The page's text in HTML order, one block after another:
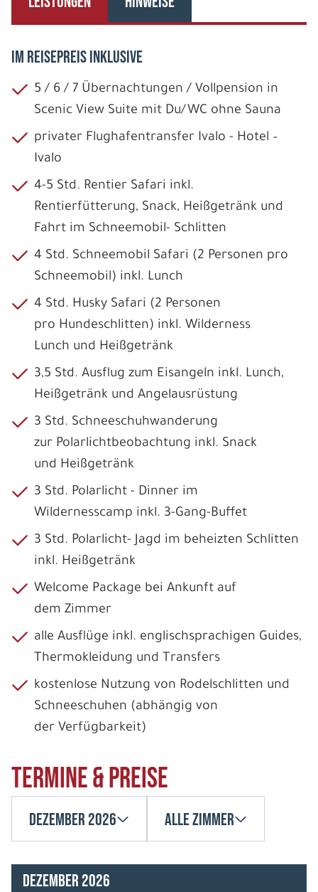
IM REISEPREIS INKLUSIVE
5 / 6 / 7 Übernachtungen / Vollpension in
Scenic View Suite mit Du/WC ohne Sauna
privater Flughafentransfer Ivalo - Hotel –
Ivalo
4-5 Std. Rentier Safari inkl.
Rentierfütterung, Snack, Heißgetränk und
Fahrt im Schneemobil- Schlitten
4 Std. Schneemobil Safari (2 Personen pro
Schneemobil) inkl. Lunch
4 Std. Husky Safari (2 Personen
pro Hundeschlitten) inkl. Wilderness
Lunch und Heißgetränk
3,5 Std. Ausflug zum Eisangeln inkl. Lunch,
Heißgetränk und Angelausrüstung
3 Std. Schneeschuhwanderung
zur Polarlichtbeobachtung inkl. Snack
und Heißgetränk
3 Std. Polarlicht - Dinner im
Wildernesscamp inkl. 3-Gang-Buffet
3 Std. Polarlicht- Jagd im beheizten Schlitten
inkl. Heißgetränk
Welcome Package bei Ankunft auf
dem Zimmer
alle Ausflüge inkl. englischsprachigen Guides,
Thermokleidung und Transfers
kostenlose Nutzung von Rodelschlitten und
Schneeschuhen (abhängig von
der Verfügbarkeit)
Termine & Preise
Dezember 2026 Alle Zimmer
Dezember 2026